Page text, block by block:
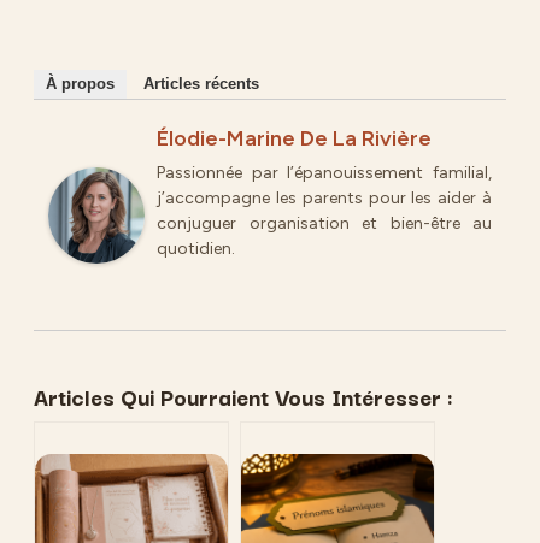
À propos Articles récents
Élodie-Marine De La Rivière
Passionnée par l’épanouissement familial,
j’accompagne les parents pour les aider à
conjuguer organisation et bien-être au
quotidien.
Articles Qui Pourraient Vous Intéresser :